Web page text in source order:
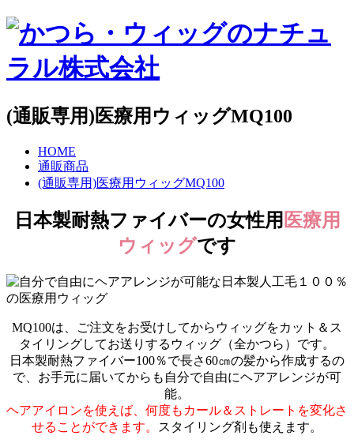
(通販専用)医療用ウィッグMQ100
HOME
通販商品
(通販専用)医療用ウィッグMQ100
日本製耐熱ファイバーの女性用 医療用
ウィッグです
MQ100は、ご注文をお受けしてからウィッグをカット＆ス
タイリングしてお送りするウィッグ（全かつら）です。
日本製耐熱ファイバー100％で長さ60㎝の髪から作成するの
で、お手元に届いてからも自分で自由にヘアアレンジが可
能。
ヘアアイロンを使えば、何度もカール＆ストレートを変化さ
せることができます。
スタイリング剤も使えます。